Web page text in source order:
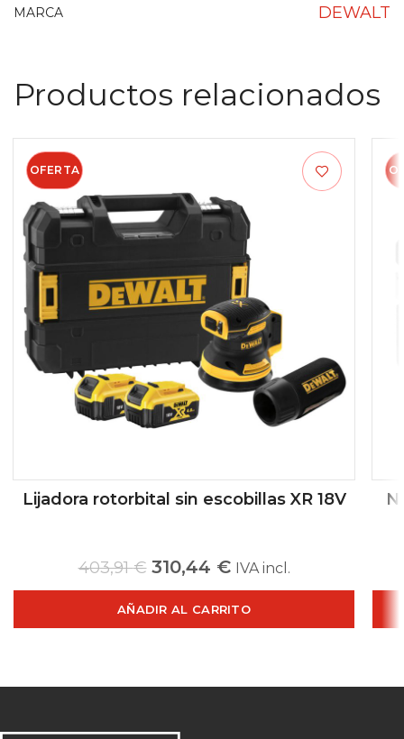
MARCA DEWALT
Productos relacionados
OFERTA
Lijadora rotorbital sin escobillas XR 18V
403,91€ 310,44 € IVA incl.
AÑADIR AL CARRITO